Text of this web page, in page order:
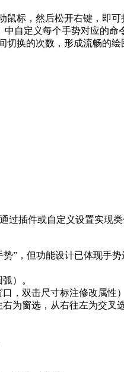
标，然后松开右键，即
自定义每个手势对应的命
换的次数，形成流畅的绘
过插件或自定义设置实现
”，但功能设计已体现手势
）。
，双击尺寸标注修改属性）
为窗选，从右往左为交叉选